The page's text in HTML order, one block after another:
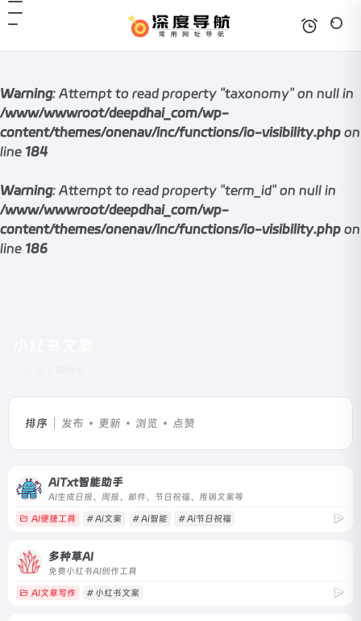
Warning: Attempt to read property "taxonomy" on null in
/www/wwwroot/deepdhai_com/wp-
content/themes/onenav/inc/functions/io-visibility.php on
line 184
Warning: Attempt to read property "term_id" on null in
/www/wwwroot/deepdhai_com/wp-
content/themes/onenav/inc/functions/io-visibility.php on
line 186
排序 发布 更新 浏览 点赞
AiTxt智能助手
AI生成日报、周报、邮件、节日祝福、甩锅文案等
AI便捷工具 # Ai文案 # Ai智能 # Ai节日祝福
多种草AI
免费小红书AI创作工具
AI文章写作 # 小红书文案